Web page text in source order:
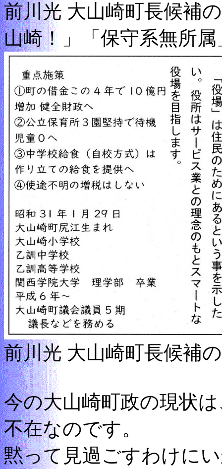
前川光 大山崎町長候補
山崎！」「保守系無所属
前川光 大山崎町長候補
今の大山崎町政の現状
不在なのです。
黙って見過ごすわけに